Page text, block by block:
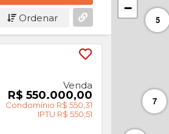
Ordenar
Venda
R$ 550.000,00
Condomínio R$ 550,31
IPTU R$ 550,51
7
5
−